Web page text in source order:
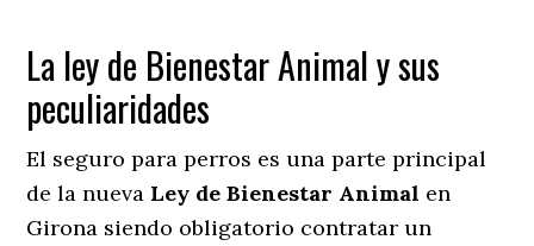
La ley de Bienestar Animal y sus
peculiaridades
El seguro para perros es una parte principal
de la nueva Ley de Bienestar Animal en
Girona siendo obligatorio contratar un